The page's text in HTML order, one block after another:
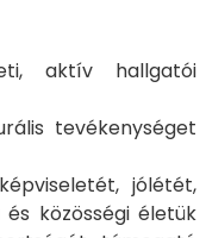
aktív hallgatói
tevékenységet
jólétét,
és közösségi életük